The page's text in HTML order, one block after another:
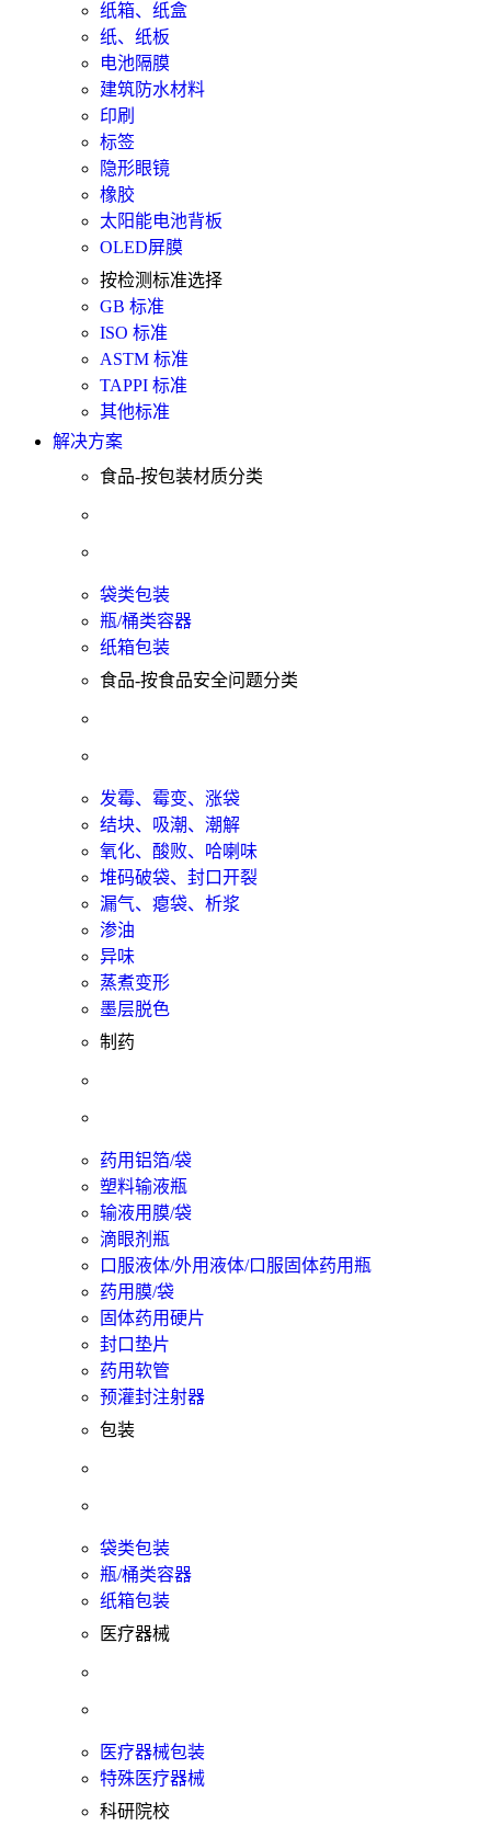
纸箱、纸盒
纸、纸板
电池隔膜
建筑防水材料
印刷
标签
隐形眼镜
橡胶
太阳能电池背板
OLED屏膜
按检测标准选择
GB 标准
ISO 标准
ASTM 标准
TAPPI 标准
其他标准
解决方案
食品-按包装材质分类
袋类包装
瓶/桶类容器
纸箱包装
食品-按食品安全问题分类
发霉、霉变、涨袋
结块、吸潮、潮解
氧化、酸败、哈喇味
堆码破袋、封口开裂
漏气、瘪袋、析浆
渗油
异味
蒸煮变形
墨层脱色
制药
药用铝箔/袋
塑料输液瓶
输液用膜/袋
滴眼剂瓶
口服液体/外用液体/口服固体药用瓶
药用膜/袋
固体药用硬片
封口垫片
药用软管
预灌封注射器
包装
袋类包装
瓶/桶类容器
纸箱包装
医疗器械
医疗器械包装
特殊医疗器械
科研院校